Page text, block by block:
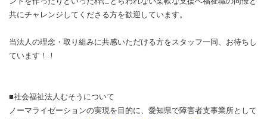
共にチャレンジしてくださる方を歓迎しています。
当法人の理念・取り組みに共感いただける方をスタッフ一同、お待ちし
ています！！
■社会福祉法人むそうについて
ノーマライゼーションの実現を目的に、愛知県で障害者支事業所として